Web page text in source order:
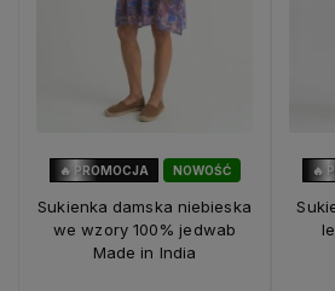
NOWOŚĆ
🔥 PROMOCJA
Sukienka damska niebieska
we wzory 100% jedwab
Made in India
🔥